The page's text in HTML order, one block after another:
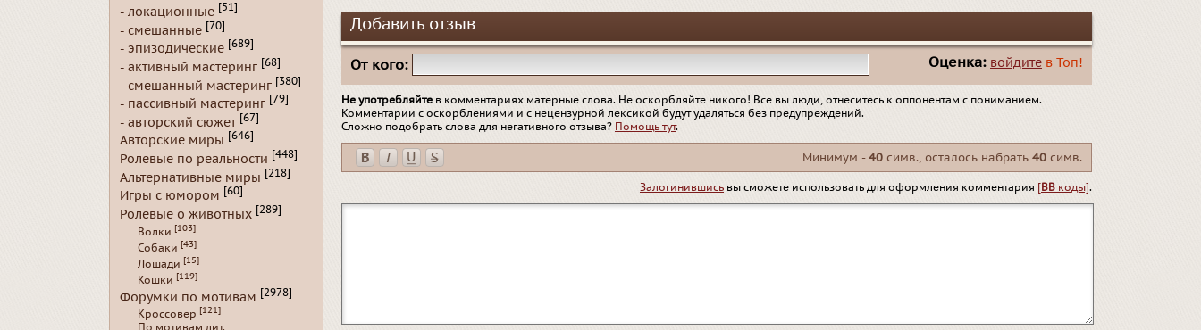
Добавить отзыв
От кого: Оценка: войдите в Топ!
Не употребляйте в комментариях матерные слова. Не оскорбляйте никого! Все вы люди, отнеситесь к оппонентам с пониманием.
Комментарии с оскорблениями и с нецензурной лексикой будут удаляться без предупреждений.
Сложно подобрать слова для негативного отзыва? Помощь тут.
Минимум -40 симв., осталось набрать 40 симв.
Залогинившись вы сможете использовать для оформления комментария [BB коды].
- локационные [51]
- смешанные [70]
- эпизодические [689]
- активный мастеринг [68]
- смешанный мастеринг [380]
- пассивный мастеринг [79]
- авторский сюжет [67]
Авторские миры [646]
Ролевые по реальности [448]
Альтернативные миры [218]
Игры с юмором [60]
Ролевые о животных [289]
Волки [103]
Собаки [43]
Лошади [15]
Кошки [119]
Форумки по мотивам [2978]
Кроссовер [121]